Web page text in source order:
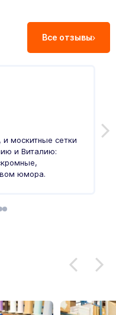
Все отзывы
и москитные сетки
и Виталию:
юмора.